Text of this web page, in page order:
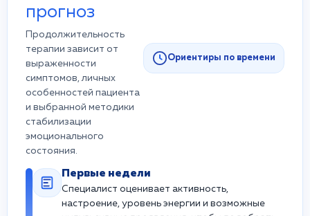
прогноз
Продолжительность
терапии зависит от
выраженности
симптомов, личных
особенностей пациента
и выбранной методики
стабилизации
эмоционального
состояния.
Ориентиры по времени
Первые недели
Специалист оценивает активность,
настроение, уровень энергии и возможные